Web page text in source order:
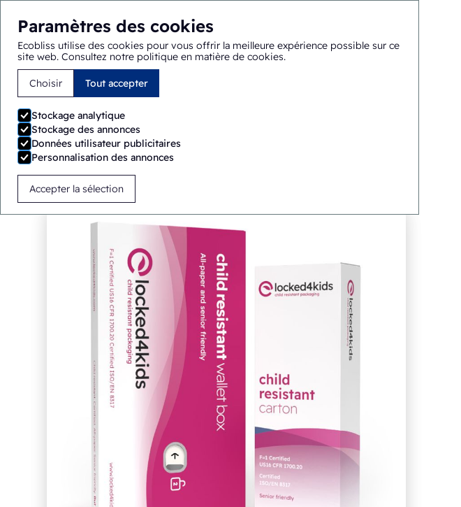
Paramètres des cookies
Ecobliss utilise des cookies pour vous offrir la meilleure expérience possible sur ce
site web. Consultez notre politique en matière de cookies.
Choisir Tout accepter
Stockage analytique
Stockage des annonces
Données utilisateur publicitaires
Personnalisation des annonces
Accepter la sélection
Vous êtes ici : Accueil